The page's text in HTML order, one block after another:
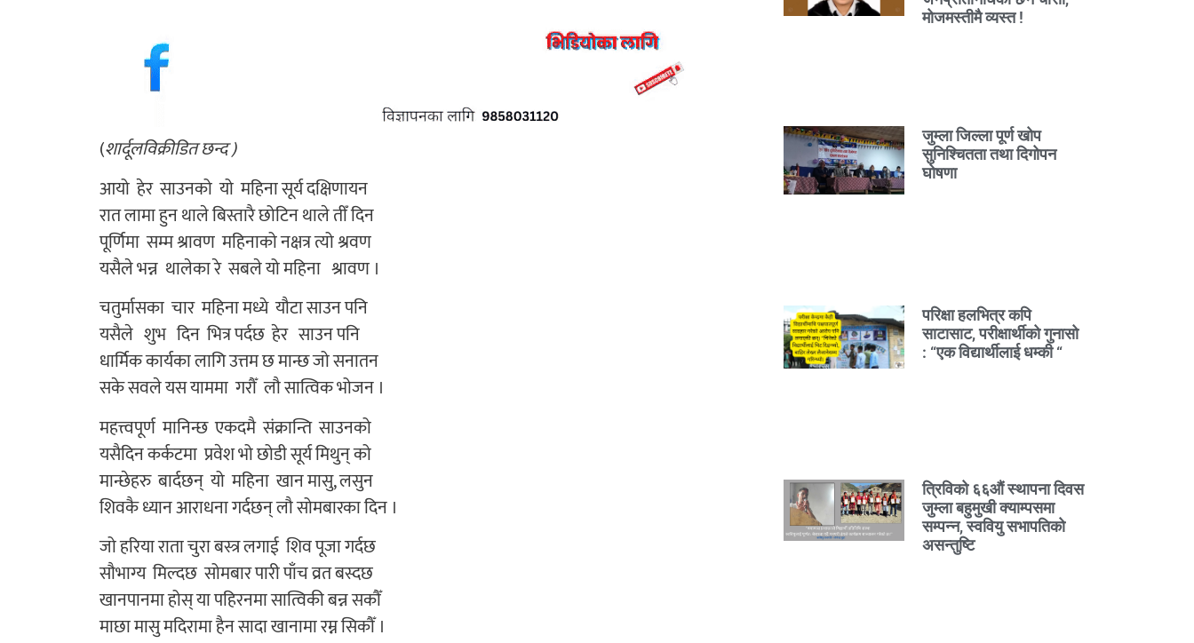
(शार्दूलविक्रीडित छन्द )
आयो हेर साउनको यो महिना सूर्य दक्षिणायन
रात लामा हुन थाले बिस्तारै छोटिन थाले तीँ दिन
पूर्णिमा सम्म श्रावण महिनाको नक्षत्र त्यो श्रवण
यसैले भन्न थालेका रे सबले यो महिना श्रावण ।
चतुर्मासका चार महिना मध्ये यौटा साउन पनि
यसैले शुभ दिन भित्र पर्दछ हेर साउन पनि
धार्मिक कार्यका लागि उत्तम छ मान्छ जो सनातन
सके सवले यस याममा गरौँ लौ सात्विक भोजन ।
महत्त्वपूर्ण मानिन्छ एकदमै संक्रान्ति साउनको
यसैदिन कर्कटमा प्रवेश भो छोडी सूर्य मिथुन् को
मान्छेहरु बार्दछन् यो महिना खान मासु, लसुन
शिवकै ध्यान आराधना गर्दछन् लौ सोमबारका दिन ।
जो हरिया राता चुरा बस्त्र लगाई शिव पूजा गर्दछ
सौभाग्य मिल्दछ सोमबार पारी पाँच व्रत बस्दछ
खानपानमा होस् या पहिरनमा सात्विकी बन्न सकौँ
माछा मासु मदिरामा हैन सादा खानामा रम्न सिकौँ ।
मोजमस्तीमै व्यस्त !
जुम्ला जिल्ला पूर्ण खोप
सुनिश्चितता तथा दिगोपन
घोषणा
परिक्षा हलभित्र कपि
साटासाट, परीक्षार्थीको गुनासो
: “एक विद्यार्थीलाई धम्की “
त्रिविको ६६औं स्थापना दिवस
जुम्ला बहुमुखी क्याम्पसमा
सम्पन्न, स्ववियु सभापतिको
असन्तुष्टि